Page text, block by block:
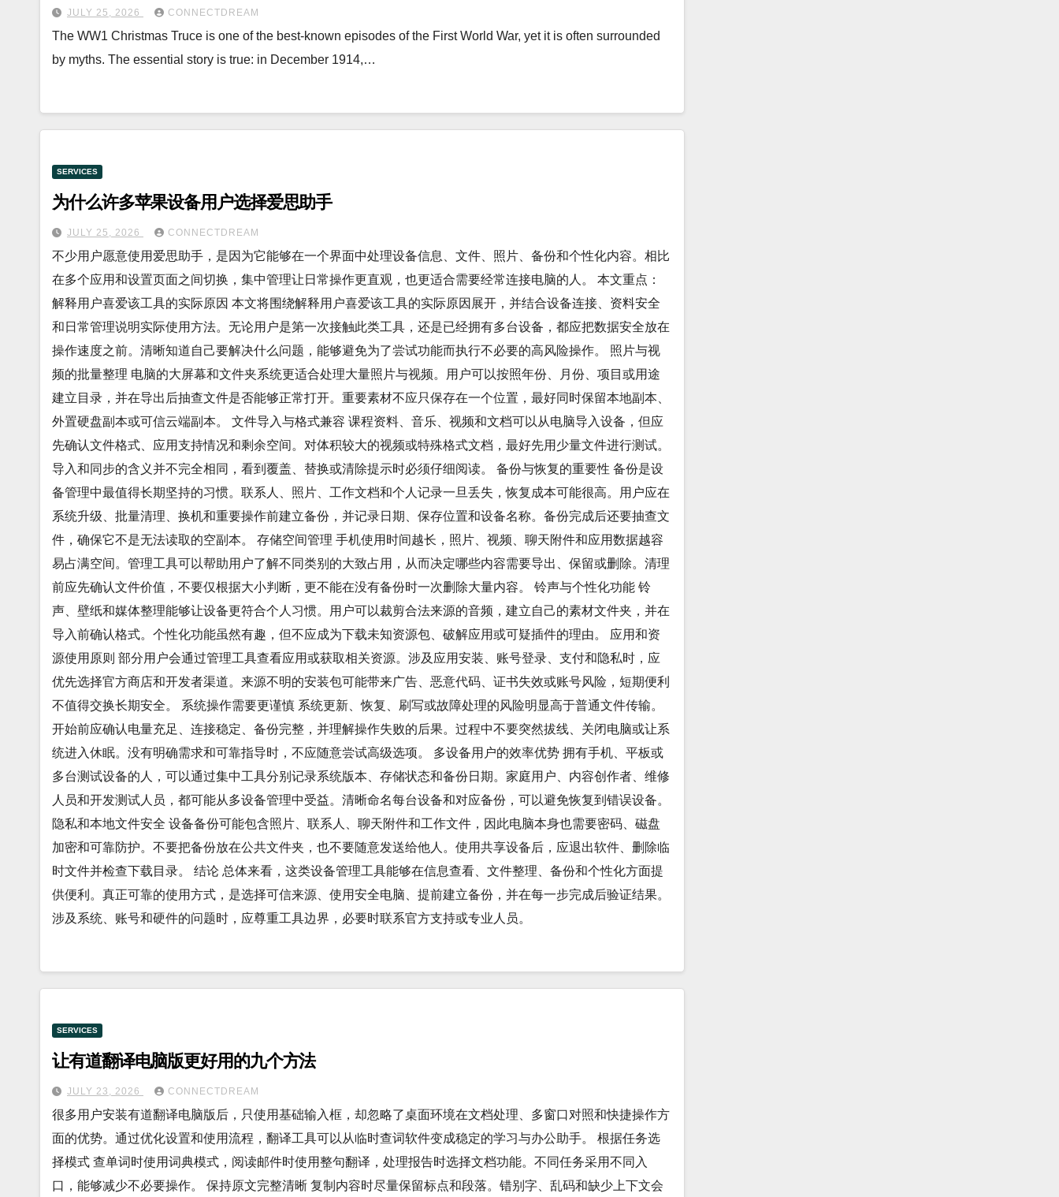
JULY 25, 2026 CONNECTDREAM
The WW1 Christmas Truce is one of the best-known episodes of the First World War, yet it is often surrounded
by myths. The essential story is true: in December 1914,…
SERVICES
为什么许多苹果设备用户选择爱思助手
JULY 25, 2026 CONNECTDREAM
不少用户愿意使用爱思助手，是因为它能够在一个界面中处理设备信息、文件、照片、备份和个性化内容。相比
在多个应用和设置页面之间切换，集中管理让日常操作更直观，也更适合需要经常连接电脑的人。 本文重点：
解释用户喜爱该工具的实际原因 本文将围绕解释用户喜爱该工具的实际原因展开，并结合设备连接、资料安全
和日常管理说明实际使用方法。无论用户是第一次接触此类工具，还是已经拥有多台设备，都应把数据安全放在
操作速度之前。清晰知道自己要解决什么问题，能够避免为了尝试功能而执行不必要的高风险操作。 照片与视
频的批量整理 电脑的大屏幕和文件夹系统更适合处理大量照片与视频。用户可以按照年份、月份、项目或用途
建立目录，并在导出后抽查文件是否能够正常打开。重要素材不应只保存在一个位置，最好同时保留本地副本、
外置硬盘副本或可信云端副本。 文件导入与格式兼容 课程资料、音乐、视频和文档可以从电脑导入设备，但应
先确认文件格式、应用支持情况和剩余空间。对体积较大的视频或特殊格式文档，最好先用少量文件进行测试。
导入和同步的含义并不完全相同，看到覆盖、替换或清除提示时必须仔细阅读。 备份与恢复的重要性 备份是设
备管理中最值得长期坚持的习惯。联系人、照片、工作文档和个人记录一旦丢失，恢复成本可能很高。用户应在
系统升级、批量清理、换机和重要操作前建立备份，并记录日期、保存位置和设备名称。备份完成后还要抽查文
件，确保它不是无法读取的空副本。 存储空间管理 手机使用时间越长，照片、视频、聊天附件和应用数据越容
易占满空间。管理工具可以帮助用户了解不同类别的大致占用，从而决定哪些内容需要导出、保留或删除。清理
前应先确认文件价值，不要仅根据大小判断，更不能在没有备份时一次删除大量内容。 铃声与个性化功能 铃
声、壁纸和媒体整理能够让设备更符合个人习惯。用户可以裁剪合法来源的音频，建立自己的素材文件夹，并在
导入前确认格式。个性化功能虽然有趣，但不应成为下载未知资源包、破解应用或可疑插件的理由。 应用和资
源使用原则 部分用户会通过管理工具查看应用或获取相关资源。涉及应用安装、账号登录、支付和隐私时，应
优先选择官方商店和开发者渠道。来源不明的安装包可能带来广告、恶意代码、证书失效或账号风险，短期便利
不值得交换长期安全。 系统操作需要更谨慎 系统更新、恢复、刷写或故障处理的风险明显高于普通文件传输。
开始前应确认电量充足、连接稳定、备份完整，并理解操作失败的后果。过程中不要突然拔线、关闭电脑或让系
统进入休眠。没有明确需求和可靠指导时，不应随意尝试高级选项。 多设备用户的效率优势 拥有手机、平板或
多台测试设备的人，可以通过集中工具分别记录系统版本、存储状态和备份日期。家庭用户、内容创作者、维修
人员和开发测试人员，都可能从多设备管理中受益。清晰命名每台设备和对应备份，可以避免恢复到错误设备。
隐私和本地文件安全 设备备份可能包含照片、联系人、聊天附件和工作文件，因此电脑本身也需要密码、磁盘
加密和可靠防护。不要把备份放在公共文件夹，也不要随意发送给他人。使用共享设备后，应退出软件、删除临
时文件并检查下载目录。 结论 总体来看，这类设备管理工具能够在信息查看、文件整理、备份和个性化方面提
供便利。真正可靠的使用方式，是选择可信来源、使用安全电脑、提前建立备份，并在每一步完成后验证结果。
涉及系统、账号和硬件的问题时，应尊重工具边界，必要时联系官方支持或专业人员。
SERVICES
让有道翻译电脑版更好用的九个方法
JULY 23, 2026 CONNECTDREAM
很多用户安装有道翻译电脑版后，只使用基础输入框，却忽略了桌面环境在文档处理、多窗口对照和快捷操作方
面的优势。通过优化设置和使用流程，翻译工具可以从临时查词软件变成稳定的学习与办公助手。 根据任务选
择模式 查单词时使用词典模式，阅读邮件时使用整句翻译，处理报告时选择文档功能。不同任务采用不同入
口，能够减少不必要操作。 保持原文完整清晰 复制内容时尽量保留标点和段落。错别字、乱码和缺少上下文会